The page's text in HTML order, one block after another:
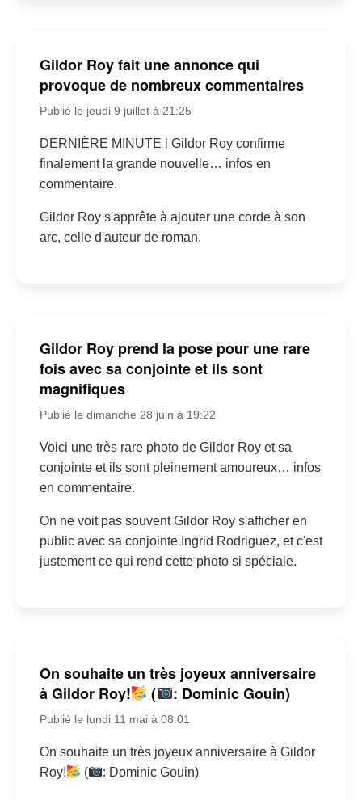
Gildor Roy fait une annonce qui
provoque de nombreux commentaires
Publié le jeudi 9 juillet à 21:25
DERNIÈRE MINUTE l Gildor Roy confirme
finalement la grande nouvelle… infos en
commentaire.
Gildor Roy s'apprête à ajouter une corde à son
arc, celle d'auteur de roman.
Gildor Roy prend la pose pour une rare
fois avec sa conjointe et ils sont
magnifiques
Publié le dimanche 28 juin à 19:22
Voici une très rare photo de Gildor Roy et sa
conjointe et ils sont pleinement amoureux… infos
en commentaire.
On ne voit pas souvent Gildor Roy s'afficher en
public avec sa conjointe Ingrid Rodriguez, et c'est
justement ce qui rend cette photo si spéciale.
On souhaite un très joyeux anniversaire
à Gildor Roy!
( : Dominic Gouin)
Publié le lundi 11 mai à 08:01
On souhaite un très joyeux anniversaire à Gildor
Roy!
( : Dominic Gouin)